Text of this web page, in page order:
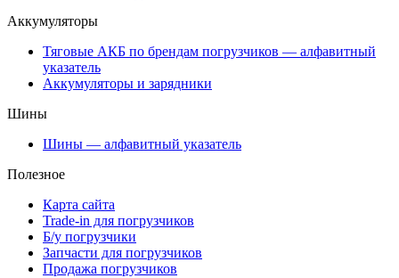
Аккумуляторы
Тяговые АКБ по брендам погрузчиков — алфавитный
указатель
Аккумуляторы и зарядники
Шины
Шины — алфавитный указатель
Полезное
Карта сайта
Trade-in для погрузчиков
Б/у погрузчики
Запчасти для погрузчиков
Продажа погрузчиков